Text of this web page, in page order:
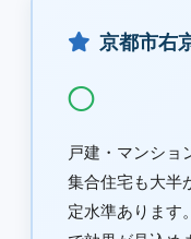
京都市右
◯
戸建・マンショ
集合住宅も大半
定水準あります